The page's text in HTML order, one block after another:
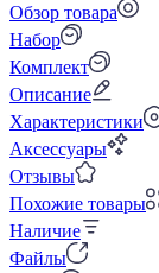
Обзор товара
Набор
Комплект
Описание
Характеристики
Аксессуары
Отзывы
Похожие товары
Наличие
Файлы